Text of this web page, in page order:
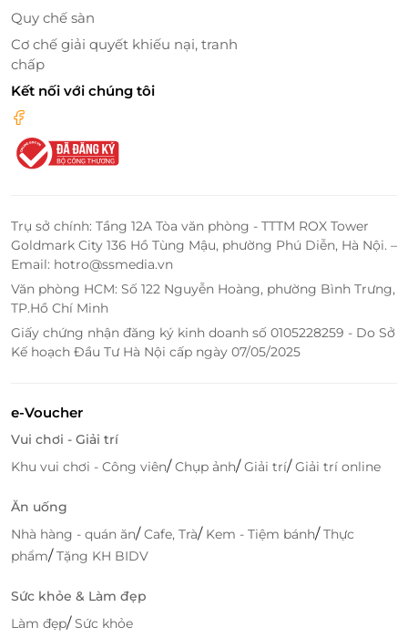
E-coupon Ưu đãi hấp dẫn khi đặt bàn
tại LifeLink
Đặt bàn tại LifeLink mang lại nhiều lợi ích vượt trội,
giúp khách hàng dễ dàng trải nghiệm ẩm thực Hệ
trợ tận tình, giúp khách an tâm khi lựa chọn bữa ăn
cho nhóm hay gia đình.
Những lợi ích khi chọn LifeLink
độc quyền.
Nhiều lựa chọn set ăn, phù hợp nhu cầu nhóm
khách khác nhau.
chóng, đơn giản.
Thông tin đầy đủ, dịch vụ hỗ trợ chuyên nghiệp
Quy chế sàn
Cơ chế giải quyết khiếu nại, tranh
chấp
Kết nối với chúng tôi
Trụ sở chính: Tầng 12A Tòa văn phòng - TTTM ROX Tower
Goldmark City 136 Hồ Tùng Mậu, phường Phú Diễn, Hà Nội. –
Email: hotro@ssmedia.vn
Văn phòng HCM: Số 122 Nguyễn Hoàng, phường Bình Trưng,
TP.Hồ Chí Minh
Giấy chứng nhận đăng ký kinh doanh số 0105228259 - Do Sở
Kế hoạch Đầu Tư Hà Nội cấp ngày 07/05/2025
e-Voucher
Vui chơi - Giải trí
Khu vui chơi - Công viên/Chụp ảnh/Giải trí/Giải trí online
Ăn uống
Nhà hàng - quán ăn/Cafe, Trà/ Kem - Tiệm bánh/Thực
phẩm/Tặng KH BIDV
Sức khỏe & Làm đẹp
Làm đẹp/Sức khỏe